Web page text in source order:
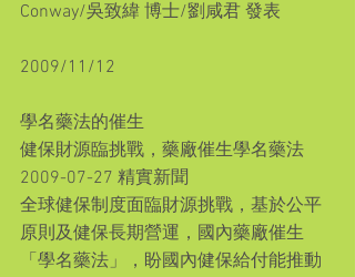
Conway/吳致緯 博士/劉咸君 發表
2009/11/12
學名藥法的催生
健保財源臨挑戰，藥廠催生學名藥法
2009-07-27 精實新聞
全球健保制度面臨財源挑戰，基於公平
原則及健保長期營運，國內藥廠催生
「學名藥法」，盼國內健保給付能推動